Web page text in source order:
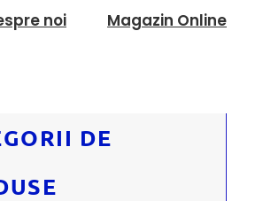
noi Magazin Online
DE